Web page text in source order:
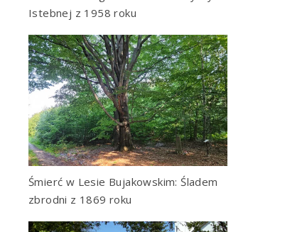
Istebnej z 1958 roku
Śmierć w Lesie Bujakowskim: Śladem
zbrodni z 1869 roku